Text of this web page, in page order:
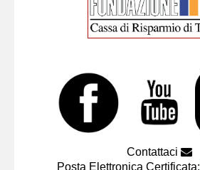
Contattaci
Posta Elettronica Certificata: